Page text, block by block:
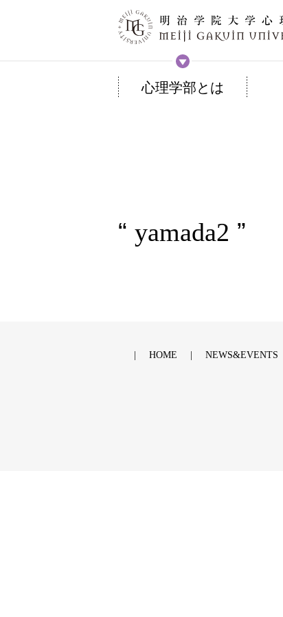
心理学部とは
yamada2
HOME NEWS&EVENTS